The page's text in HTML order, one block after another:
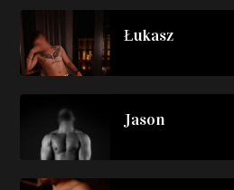
Łukasz
Jason